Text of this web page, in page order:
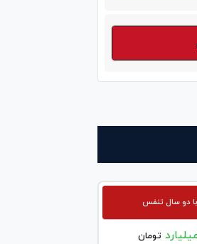
با دو سال تنفس
تومان